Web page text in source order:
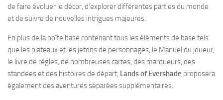
de faire évoluer le décor, d’explorer différentes parties du monde
et de suivre de nouvelles intrigues majeures.
En plus de la boîte base contenant tous les éléments de base tels
que les plateaux et les jetons de personnages, le Manuel du joueur,
le livre de règles, de nombreuses cartes, des marqueurs, des
standees et des histoires de départ, Lands of Evershade proposera
également des aventures séparées supplémentaires.